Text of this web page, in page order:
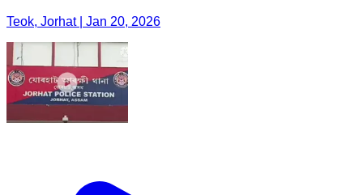
Teok, Jorhat | Jan 20, 2026